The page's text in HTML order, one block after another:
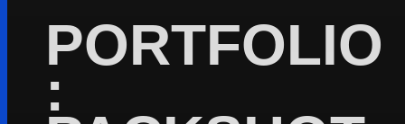
PORTFOLIO
: